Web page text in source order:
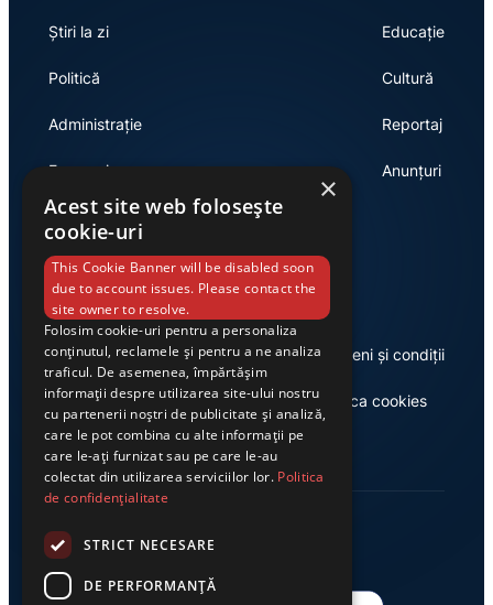
Știri la zi
Politică
Administrație
Economie
Educație
Cultură
Reportaj
Anunțuri
Link-uri utile
Despre noi
Casa de editură Exclusiv
Termeni și condiții
Politica cookies
×
Acest site web folosește
cookie-uri
This Cookie Banner will be disabled soon
due to account issues. Please contact the
site owner to resolve.
Folosim cookie-uri pentru a personaliza
conținutul, reclamele și pentru a ne analiza
traficul. De asemenea, împărtășim
informații despre utilizarea site-ului nostru
cu partenerii noștri de publicitate și analiză,
care le pot combina cu alte informații pe
care le-ați furnizat sau pe care le-au
colectat din utilizarea serviciilor lor. Politica
de confidențialitate
STRICT NECESARE
DE PERFORMANȚĂ